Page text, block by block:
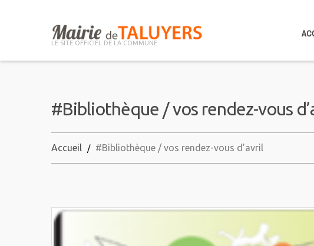
LE SITE OFFICIEL DE LA COMMUNE
#Bibliothèque / vos rendez-vous
Accueil #Bibliothèque / vos rendez-vous d’avril